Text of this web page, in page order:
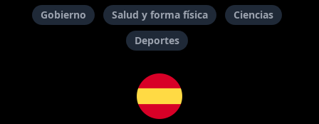
Gobierno
Salud y forma física
Ciencias
Deportes